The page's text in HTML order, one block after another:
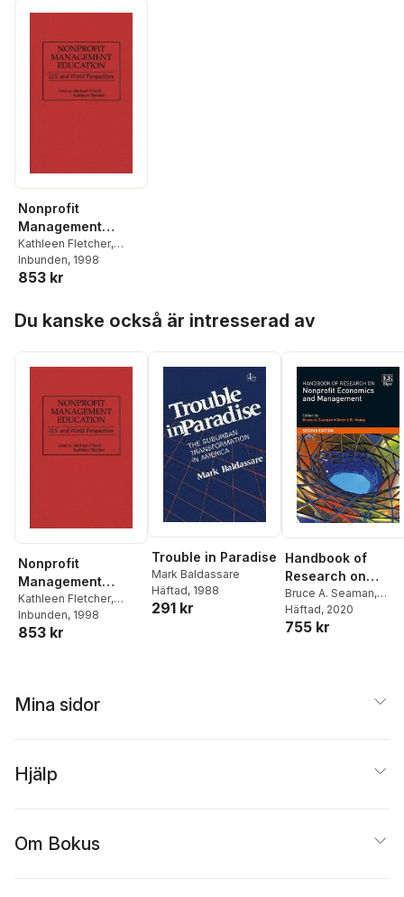
Nonprofit
Management
Education
Kathleen Fletcher,
Michael O'Neill
Professor
Inbunden, 1998
853 kr
Du kanske också är intresserad av
Nonprofit
Management
Education
Kathleen Fletcher,
Michael O'Neill
Professor
Inbunden, 1998
853 kr
Trouble in Paradise
Mark Baldassare
Häftad, 1988
291 kr
Handbook of
Research on
Nonprofit
Economics and
Management
Bruce A. Seaman,
Dennis R. Young
Häftad, 2020
755 kr
Mina sidor
Hjälp
Om Bokus